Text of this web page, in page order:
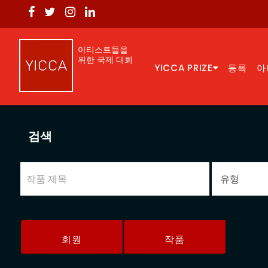
아티스트들을
위한 국제 대회
YICCA PRIZE 등록
검색
회원 작품